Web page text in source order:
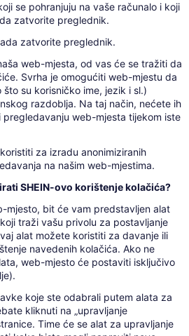
se pohranjuju na vaše računalo i koji
zatvorite preglednik.
zatvorite preglednik.
web-mjesta, od vas će se tražiti da
Svrha je omogućiti web-mjestu da
su korisničko ime, jezik i sl.)
razdoblja. Na taj način, nećete ih
web-mjesta tijekom iste
za izradu anonimiziranih
na našim web-mjestima.
SHEIN-ovo korištenje kolačića?
mjesto, bit će vam predstavljen alat
traži vašu privolu za postavljanje
alat možete koristiti za davanje ili
navedenih kolačića. Ako ne
web-mjesto će postaviti isključivo
koje ste odabrali putem alata za
kliknuti na „upravljanje
Time će se alat za upravljanje